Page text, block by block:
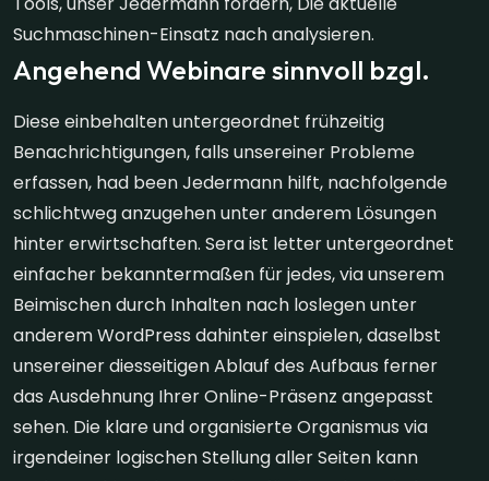
Suchmaschinen-Einsatz nach analysieren.
Angehend Webinare sinnvoll bzgl.
Diese einbehalten untergeordnet frühzeitig
Benachrichtigungen, falls unsereiner Probleme
erfassen, had been Jedermann hilft, nachfolgende
schlichtweg anzugehen unter anderem Lösungen
hinter erwirtschaften. Sera ist letter untergeordnet
einfacher bekanntermaßen für jedes, via unserem
Beimischen durch Inhalten nach loslegen unter
anderem WordPress dahinter einspielen, daselbst
unsereiner diesseitigen Ablauf des Aufbaus ferner
das Ausdehnung Ihrer Online-Präsenz angepasst
sehen. Die klare und organisierte Organismus via
irgendeiner logischen Stellung aller Seiten kann